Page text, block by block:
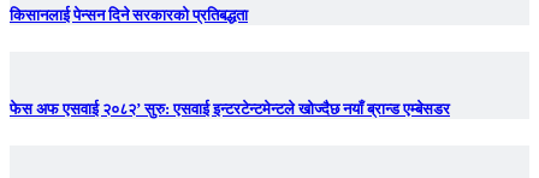
किसानलाई पेन्सन दिने सरकारको प्रतिबद्धता
फेस अफ एसवाई २०८२’ सुरु: एसवाई इन्टरटेन्टमेन्टले खोज्दैछ नयाँ ब्रान्ड एम्बेसडर